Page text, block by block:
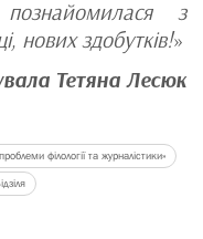
з
нових здобутків!»
Тетяна Лесюк
філології та журналістики»